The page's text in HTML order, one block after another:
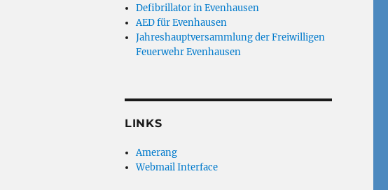
Defibrillator in Evenhausen
AED für Evenhausen
Jahreshauptversammlung der Freiwilligen
Feuerwehr Evenhausen
LINKS
Amerang
Webmail Interface